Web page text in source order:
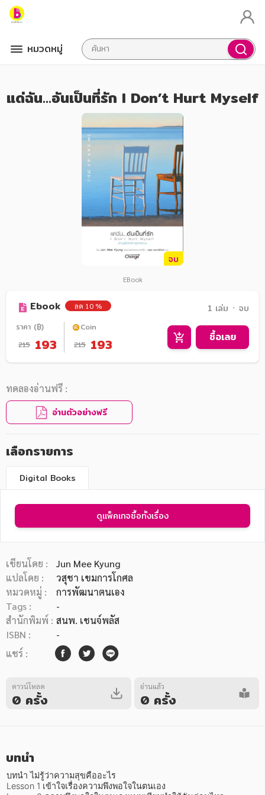
หมวดหมู่
หมวดหมู่หนังสือ
หมวดหมู่ยอดนิยม
หนังสือออกใหม่ หนังสือยอดนิยม หนังสือเช่า
หมวดหมู่หนังสือ
แด่ฉัน...อันเป็นที่รัก I Don’t Hurt Myself
จบ
EBook
Ebook ลด 10 % 1 เล่ม ᛫ จบ
ราคา (฿)
215 193
Coin
215 193 ซื้อเลย
ทดลองอ่านฟรี :
อ่านตัวอย่างฟรี
เลือกรายการ
Digital Books
ดูแพ็คเกจซื้อทั้งเรื่อง
เขียนโดย :
Jun Mee Kyung
แปลโดย :
วสุชา เขมการโกศล
หมวดหมู่ :
การพัฒนาตนเอง
Tags :
-
สำนักพิมพ์ : สนพ. เชนจ์พลัส
ISBN :
-
แชร์ :
ดาวน์โหลด
0 ครั้ง
อ่านแล้ว
0 ครั้ง
บทนำ
บทนำ ไม่รู้ว่าความสุขคืออะไร
Lesson 1 เข้าใจเรื่องความพึงพอใจในตนเอง